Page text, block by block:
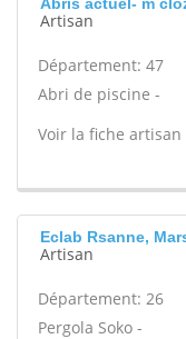
Artisan
Département: 47
Abri de piscine -
Voir la fiche artisan
Eclab Rsanne,
Artisan
Département: 26
Pergola Soko -